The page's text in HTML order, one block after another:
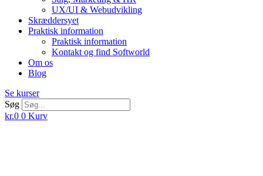
UX/UI & Webudvikling
Skræddersyet
Praktisk information
Praktisk information
Kontakt og find Softworld
Om os
Blog
Se kurser
Søg
kr.0 0 Kurv